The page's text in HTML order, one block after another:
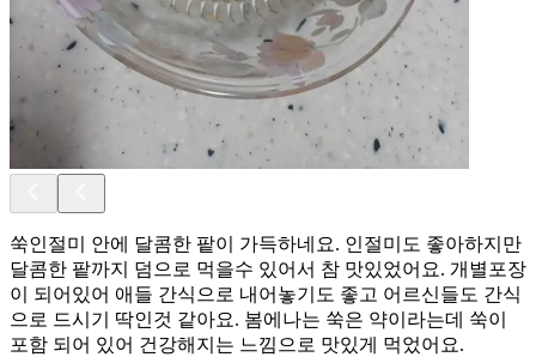
쑥인절미 안에 달콤한 팥이 가득하네요. 인절미도 좋아하지만
달콤한 팥까지 덤으로 먹을수 있어서 참 맛있었어요. 개별포장
이 되어있어 애들 간식으로 내어놓기도 좋고 어르신들도 간식
으로 드시기 딱인것 같아요. 봄에나는 쑥은 약이라는데 쑥이
포함 되어 있어 건강해지는 느낌으로 맛있게 먹었어요.